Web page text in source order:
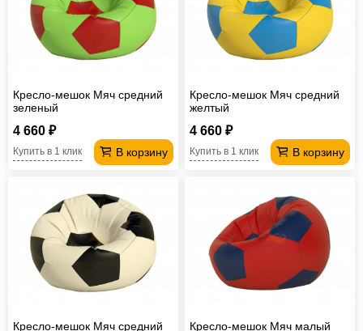
Кресло-мешок Мяч средний
зеленый
4 660 ₽
В корзину
Купить в 1 клик
Кресло-мешок Мяч средний
желтый
4 660 ₽
В корзину
Купить в 1 клик
Кресло-мешок Мяч средний Кресло-мешок Мяч малый